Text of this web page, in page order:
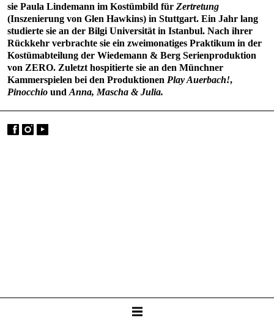
sie Paula Lindemann im Kostümbild für Zertretung
(Inszenierung von Glen Hawkins) in Stuttgart. Ein Jahr lang
studierte sie an der Bilgi Universität in Istanbul. Nach ihrer
Rückkehr verbrachte sie ein zweimonatiges Praktikum in der
Kostümabteilung der Wiedemann & Berg Serienproduktion
von ZERO. Zuletzt hospitierte sie an den Münchner
Kammerspielen bei den Produktionen Play Auerbach!,
Pinocchio und Anna, Mascha & Julia.